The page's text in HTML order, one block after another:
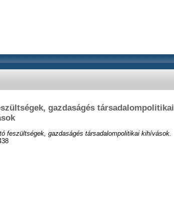
gazdaságés társadalompolitikai
feszültségek, gazdaságés társadalompolitikai kihívások.